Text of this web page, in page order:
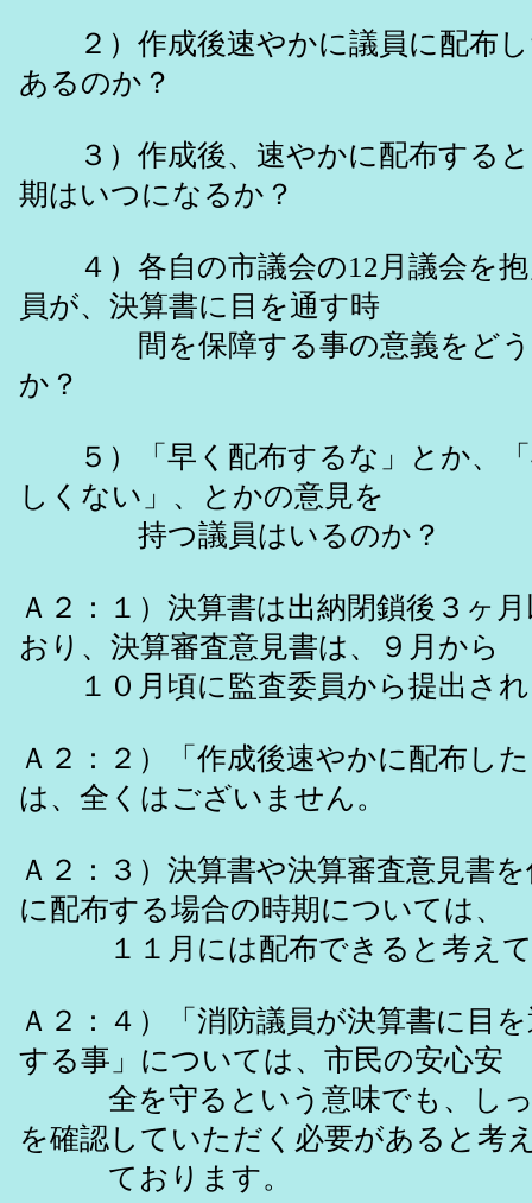
２）作成後速やかに議員に配布し
あるのか？
３）作成後、速やかに配布すると
期はいつになるか？
４）各自の市議会の12月議会を抱
員が、決算書に目を通す時
間を保障する事の意義をどう
か？
５）「早く配布するな」とか、「
しくない」、とかの意見を
持つ議員はいるのか？
Ａ２：１）決算書は出納閉鎖後３ヶ
おり、決算審査意見書は、９月から
１０月頃に監査委員から提出され
Ａ２：２）「作成後速やかに配布し
は、全くはございません。
Ａ２：３）決算書や決算審査意見書
に配布する場合の時期については、
１１月には配布できると考えて
Ａ２：４）「消防議員が決算書に目
する事」については、市民の安心安
全を守るという意味でも、しっ
を確認していただく必要があると考
ております。